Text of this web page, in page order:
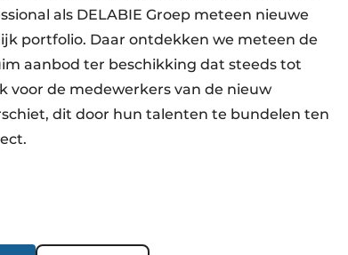
als DELABIE Groep meteen nieuwe
portfolio. Daar ontdekken we meteen de
aanbod ter beschikking dat steeds tot
voor de medewerkers van de nieuw
dit door hun talenten te bundelen ten